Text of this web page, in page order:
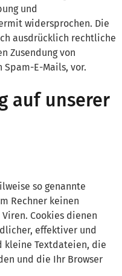
und
widersprochen. Die
ausdrücklich rechtliche
Zusendung von
E-Mails, vor.
auf unserer
so genannte
Rechner keinen
Cookies dienen
effektiver und
kleine Textdateien, die
und die Ihr Browser